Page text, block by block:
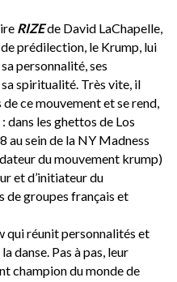
RIZEde David LaChapelle,
prédilection, le Krump, lui
personnalité, ses
spiritualité. Très vite, il
ce mouvement et se rend,
dans les ghettos de Los
au sein de la NY Madness
du mouvement krump)
et d’initiateur du
de groupes français et
qui réunit personnalités et
danse. Pas à pas, leur
champion du monde de